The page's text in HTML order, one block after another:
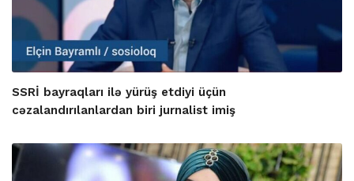
SSRİ bayraqları ilə yürüş etdiyi üçün
cəzalandırılanlardan biri jurnalist imiş